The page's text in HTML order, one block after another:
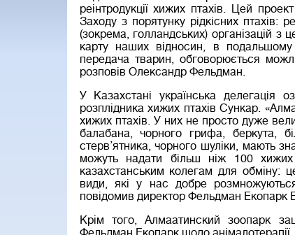
реінтродукції хижих птахів. Цей
Заходу з порятунку рідкісних птахів:
(зокрема, голландських) організацій
карту наших відносин, в
передача тварин, обговорюється
розповів Олександр Фельдман.
У Казахстані українська делегація
розплідника хижих птахів Сункар.
хижих птахів. У них не просто дуже
балабана, чорного грифа, беркута,
стерв’ятника, чорного шуліки, мають
можуть надати більш ніж 100
казахстанським колегам для обміну:
види, які у нас добре
повідомив директор Фельдман Екопарк
Крім того, Алмаатинский зоопарк